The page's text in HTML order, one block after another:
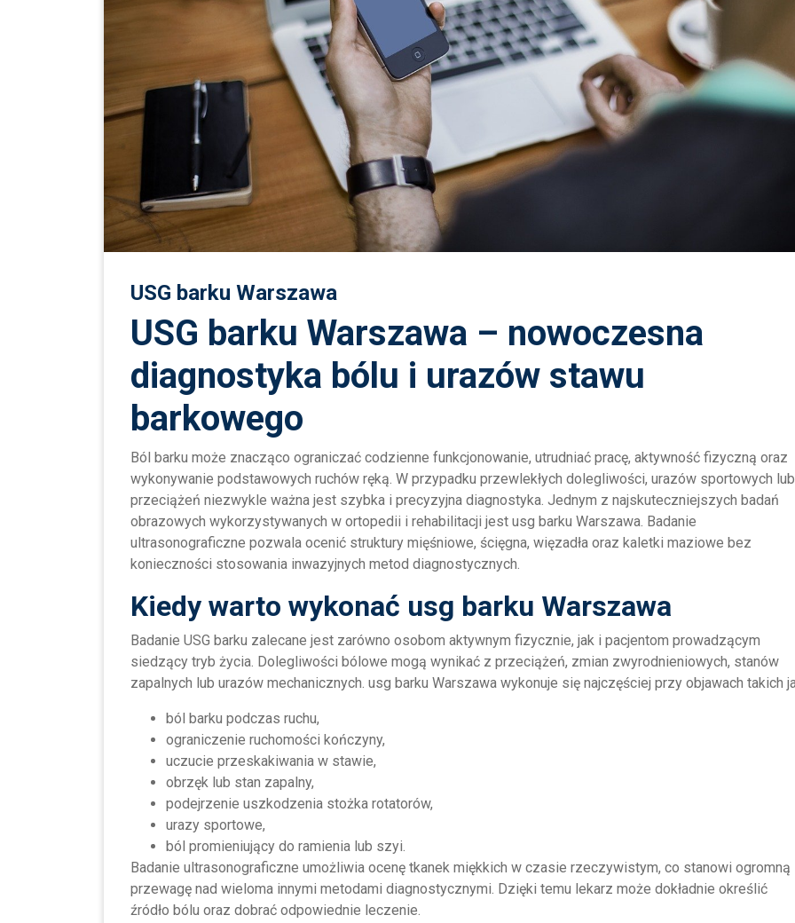
USG barku Warszawa
USG barku Warszawa – nowoczesna
diagnostyka bólu i urazów stawu
barkowego
Ból barku może znacząco ograniczać codzienne funkcjonowanie, utrudniać pracę, aktywność fizyczną oraz
wykonywanie podstawowych ruchów ręką. W przypadku przewlekłych dolegliwości, urazów sportowych lub
przeciążeń niezwykle ważna jest szybka i precyzyjna diagnostyka. Jednym z najskuteczniejszych badań
obrazowych wykorzystywanych w ortopedii i rehabilitacji jest usg barku Warszawa. Badanie
ultrasonograficzne pozwala ocenić struktury mięśniowe, ścięgna, więzadła oraz kaletki maziowe bez
konieczności stosowania inwazyjnych metod diagnostycznych.
Kiedy warto wykonać usg barku Warszawa
Badanie USG barku zalecane jest zarówno osobom aktywnym fizycznie, jak i pacjentom prowadzącym
siedzący tryb życia. Dolegliwości bólowe mogą wynikać z przeciążeń, zmian zwyrodnieniowych, stanów
zapalnych lub urazów mechanicznych. usg barku Warszawa wykonuje się najczęściej przy objawach takich
ból barku podczas ruchu,
ograniczenie ruchomości kończyny,
uczucie przeskakiwania w stawie,
obrzęk lub stan zapalny,
podejrzenie uszkodzenia stożka rotatorów,
urazy sportowe,
ból promieniujący do ramienia lub szyi.
Badanie ultrasonograficzne umożliwia ocenę tkanek miękkich w czasie rzeczywistym, co stanowi ogromną
przewagę nad wieloma innymi metodami diagnostycznymi. Dzięki temu lekarz może dokładnie określić
źródło bólu oraz dobrać odpowiednie leczenie.